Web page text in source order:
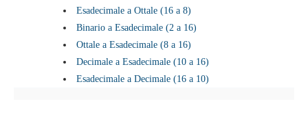
Esadecimale a Ottale (16 a 8)
Binario a Esadecimale (2 a 16)
Ottale a Esadecimale (8 a 16)
Decimale a Esadecimale (10 a 16)
Esadecimale a Decimale (16 a 10)